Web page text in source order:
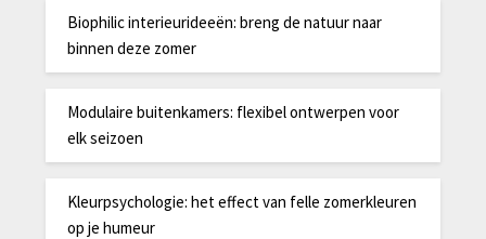
Biophilic interieurideeën: breng de natuur naar
binnen deze zomer
Modulaire buitenkamers: flexibel ontwerpen voor
elk seizoen
Kleurpsychologie: het effect van felle zomerkleuren
op je humeur